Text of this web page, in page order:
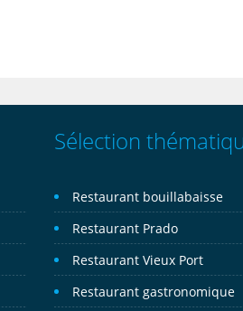
Sélection
Restaurant bouillabaisse
Restaurant Prado
Restaurant Vieux Port
Restaurant gastronomique